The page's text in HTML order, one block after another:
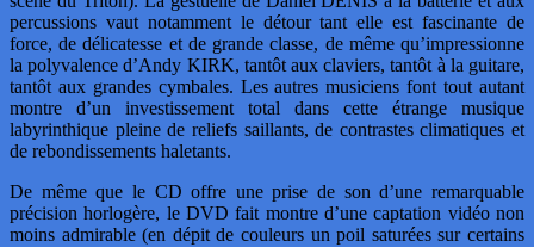
percussions vaut notamment le détour tant elle est fascinante de
force, de délicatesse et de grande classe, de même qu’impressionne
la polyvalence d’Andy KIRK, tantôt aux claviers, tantôt à la guitare,
tantôt aux grandes cymbales. Les autres musiciens font tout autant
montre d’un investissement total dans cette étrange musique
labyrinthique pleine de reliefs saillants, de contrastes climatiques et
de rebondissements haletants.
De même que le CD offre une prise de son d’une remarquable
précision horlogère, le DVD fait montre d’une captation vidéo non
moins admirable (en dépit de couleurs un poil saturées sur certains